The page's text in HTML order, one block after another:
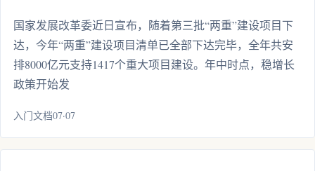
国家发展改革委近日宣布，随着第三批“两重”建设项目下
达，今年“两重”建设项目清单已全部下达完毕，全年共安
排8000亿元支持1417个重大项目建设。年中时点，稳增长
政策开始发
入门文档07·07